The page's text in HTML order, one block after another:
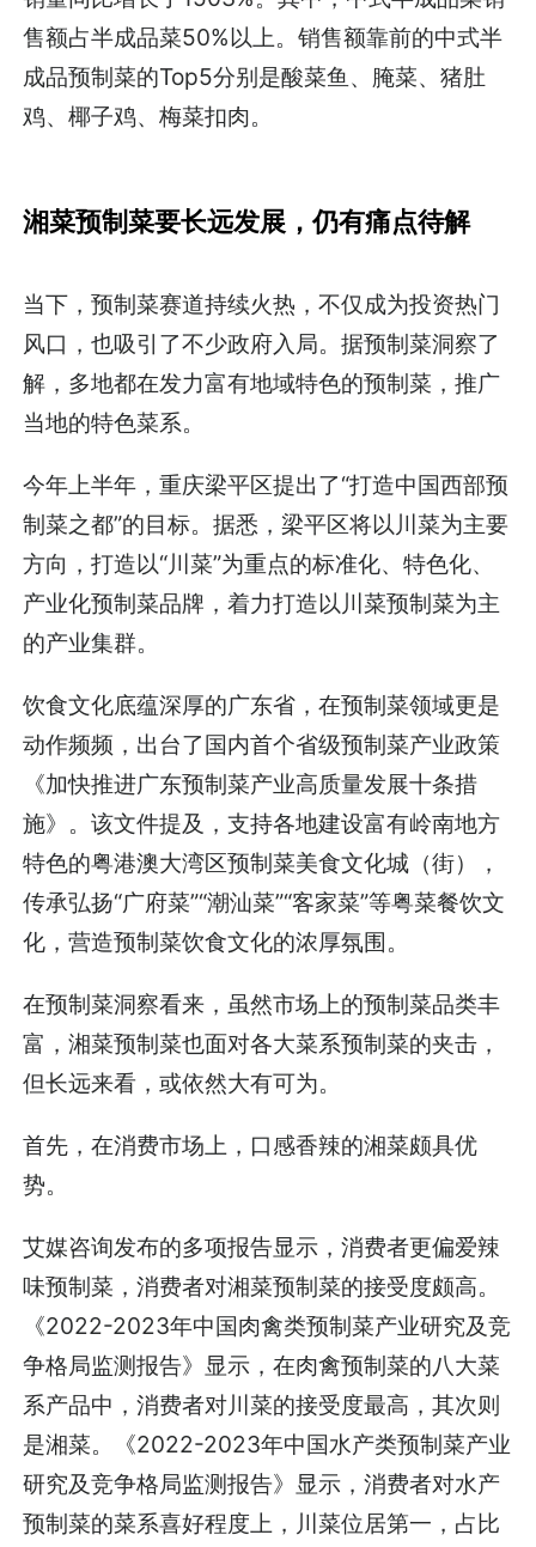
售额占半成品菜50%以上。销售额靠前的中式半
成品预制菜的Top5分别是酸菜鱼、腌菜、猪肚
鸡、椰子鸡、梅菜扣肉。
湘菜预制菜要长远发展，仍有痛点待解
当下，预制菜赛道持续火热，不仅成为投资热门
风口，也吸引了不少政府入局。据预制菜洞察了
解，多地都在发力富有地域特色的预制菜，推广
当地的特色菜系。
今年上半年，重庆梁平区提出了“打造中国西部预
制菜之都”的目标。据悉，梁平区将以川菜为主要
方向，打造以“川菜”为重点的标准化、特色化、
产业化预制菜品牌，着力打造以川菜预制菜为主
的产业集群。
饮食文化底蕴深厚的广东省，在预制菜领域更是
动作频频，出台了国内首个省级预制菜产业政策
《加快推进广东预制菜产业高质量发展十条措
施》。该文件提及，支持各地建设富有岭南地方
特色的粤港澳大湾区预制菜美食文化城（街），
传承弘扬“广府菜”“潮汕菜”“客家菜”等粤菜餐饮文
化，营造预制菜饮食文化的浓厚氛围。
在预制菜洞察看来，虽然市场上的预制菜品类丰
富，湘菜预制菜也面对各大菜系预制菜的夹击，
但长远来看，或依然大有可为。
首先，在消费市场上，口感香辣的湘菜颇具优
势。
艾媒咨询发布的多项报告显示，消费者更偏爱辣
味预制菜，消费者对湘菜预制菜的接受度颇高。
《2022-2023年中国肉禽类预制菜产业研究及竞
争格局监测报告》显示，在肉禽预制菜的八大菜
系产品中，消费者对川菜的接受度最高，其次则
是湘菜。《2022-2023年中国水产类预制菜产业
研究及竞争格局监测报告》显示，消费者对水产
预制菜的菜系喜好程度上，川菜位居第一，占比